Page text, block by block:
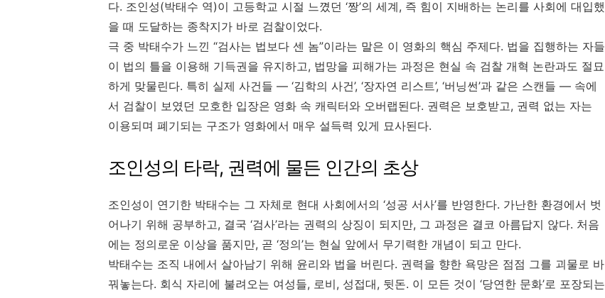
다. 조인성(박태수 역)이 고등학교 시절 느꼈던 ‘짱’의 세계, 즉 힘이 지배하는 논리를 사회에 대입했
을 때 도달하는 종착지가 바로 검찰이었다.
극 중 박태수가 느낀 “검사는 법보다 센 놈”이라는 말은 이 영화의 핵심 주제다. 법을 집행하는 자들
이 법의 틀을 이용해 기득권을 유지하고, 법망을 피해가는 과정은 현실 속 검찰 개혁 논란과도 절묘
하게 맞물린다. 특히 실제 사건들 — ‘김학의 사건’, ‘장자연 리스트’, ‘버닝썬’과 같은 스캔들 — 속에
서 검찰이 보였던 모호한 입장은 영화 속 캐릭터와 오버랩된다. 권력은 보호받고, 권력 없는 자는
이용되며 폐기되는 구조가 영화에서 매우 설득력 있게 묘사된다.
조인성의 타락, 권력에 물든 인간의 초상
조인성이 연기한 박태수는 그 자체로 현대 사회에서의 ‘성공 서사’를 반영한다. 가난한 환경에서 벗
어나기 위해 공부하고, 결국 ‘검사’라는 권력의 상징이 되지만, 그 과정은 결코 아름답지 않다. 처음
에는 정의로운 이상을 품지만, 곧 ‘정의’는 현실 앞에서 무기력한 개념이 되고 만다.
박태수는 조직 내에서 살아남기 위해 윤리와 법을 버린다. 권력을 향한 욕망은 점점 그를 괴물로 바
꿔놓는다. 회식 자리에 불려오는 여성들, 로비, 성접대, 뒷돈. 이 모든 것이 ‘당연한 문화’로 포장되는